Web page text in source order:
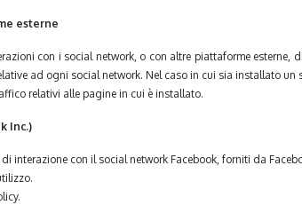
esterne
con i social network, o con altre piattaforme
ad ogni social network. Nel caso in cui sia installato
relativi alle pagine in cui è installato.
Inc.)
interazione con il social network Facebook, forniti da